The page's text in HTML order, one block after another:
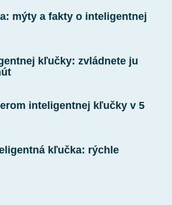
mýty a fakty o inteligentnej
kľučky: zvládnete ju
inteligentnej kľučky v 5
kľučka: rýchle